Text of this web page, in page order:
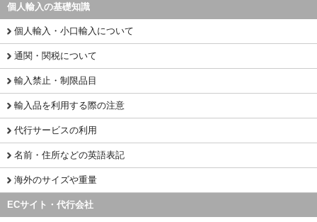
個人輸入の基礎知識
個人輸入・小口輸入について
通関・関税について
輸入禁止・制限品目
輸入品を利用する際の注意
代行サービスの利用
名前・住所などの英語表記
海外のサイズや重量
ECサイト・代行会社